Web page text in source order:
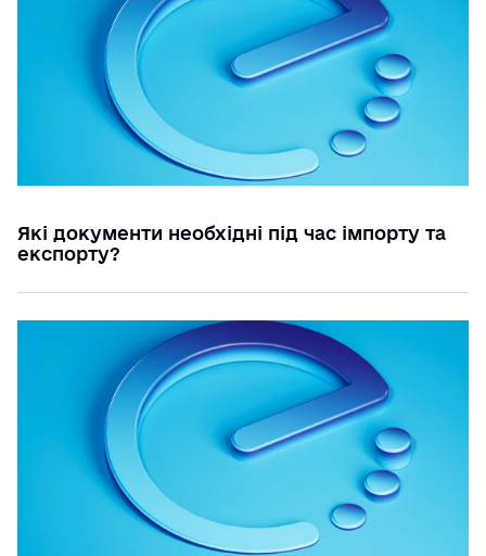
Які документи необхідні під час імпорту та
експорту?